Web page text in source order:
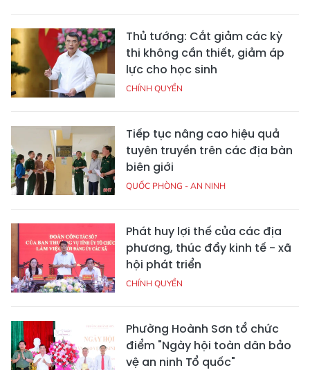
Thủ tướng: Cắt giảm các kỳ
thi không cần thiết, giảm áp
lực cho học sinh
CHÍNH QUYỀN
Tiếp tục nâng cao hiệu quả
tuyên truyền trên các địa bàn
biên giới
QUỐC PHÒNG - AN NINH
Phát huy lợi thế của các địa
phương, thúc đẩy kinh tế - xã
hội phát triển
CHÍNH QUYỀN
Phường Hoành Sơn tổ chức
điểm "Ngày hội toàn dân bảo
vệ an ninh Tổ quốc"